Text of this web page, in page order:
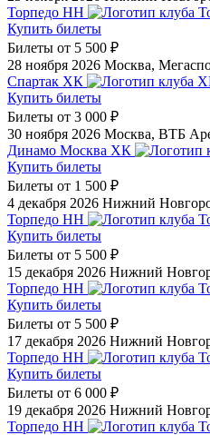
Торпедо НН
Купить билеты
Билеты от 5 500 ₽
28 ноября 2026 Москва,
Спартак ХК
Купить билеты
Билеты от 3 000 ₽
30 ноября 2026 Москва, ВТБ
Динамо Москва ХК
Купить билеты
Билеты от 1 500 ₽
4 декабря 2026 Нижний
Торпедо НН
Купить билеты
Билеты от 5 500 ₽
15 декабря 2026 Нижний
Торпедо НН
Купить билеты
Билеты от 5 500 ₽
17 декабря 2026 Нижний
Торпедо НН
Купить билеты
Билеты от 6 000 ₽
19 декабря 2026 Нижний
Торпедо НН